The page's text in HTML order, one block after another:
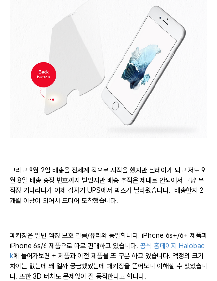
그리고 9월 2일 배송을 전세계 적으로 시작을 했지만 딜레이가 되고 저도 9
월 8일 배송 송장 번호까지 받았지만 배송 추적은 제대로 안되어서 그냥 무
작정 기다리다가 어제 갑자기 UPS에서 박스가 날라왔습니다. 배송한지 2
개월 이상이 되어서 드디어 도착했습니다.
패키징은 일반 액정 보호 필름/유리와 동일합니다. iPhone 6s+/6+ 제품과
iPhone 6s/6 제품으로 따로 판매하고 있습니다. 공식 홈페이지 Halobac
k에 들어가보면 + 제품과 이전 제품을 또 구분 하고 있습니다. 액정의 크기
차이는 없는데 왜 일까 궁금했었는데 패키징을 뜯어보니 이해할 수 있었습니
다. 또한 3D 터치도 문제없이 잘 동작한다고 합니다.